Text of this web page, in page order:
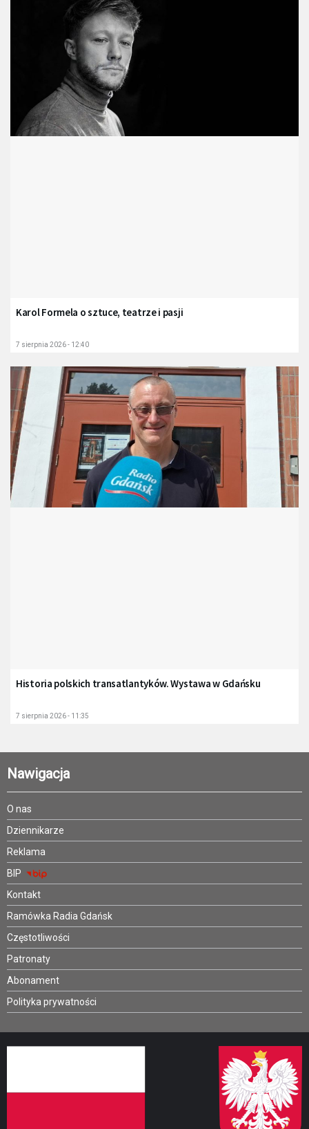
Karol Formela o sztuce, teatrze i pasji
7 sierpnia 2026 - 12:40
Historia polskich transatlantyków. Wystawa w Gdańsku
7 sierpnia 2026 - 11:35
Nawigacja
O nas
Dziennikarze
Reklama
BIP
Kontakt
Ramówka Radia Gdańsk
Częstotliwości
Patronaty
Abonament
Polityka prywatności